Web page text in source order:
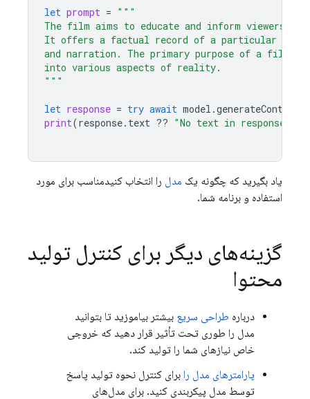
let prompt = """
The film aims to educate and inform viewers
It offers a factual record of a particular
and narration. The primary purpose of a film
into various aspects of reality.
"""
let response = try await model .generateContent
print(response. text ?? "No text in response."
یاد بگیرید که چگونه یک مدل را انتخاب کنیدمناسب برای مورد
استفاده و برنامه شما.
گزینه‌های دیگر برای کنترل تولید
محتوا
درباره طراحی سریع بیشتر بیاموزید تا بتوانید
مدل را طوری تحت تأثیر قرار دهید که خروجی
خاص نیازهای شما را تولید کند.
پارامترهای مدل را برای کنترل نحوه تولید پاسخ
توسط مدل پیکربندی کنید. برای مدل‌های